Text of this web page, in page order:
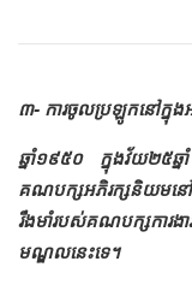
៣- ការចូលប្រឡូកនៅក្នុ
ឆ្នាំ១៩៥០ ក្នុងវ័យ២៥ឆ្
គណបក្សអភិរក្សនិយមនៅ
រឹងមាំរបស់គណបក្សការ
មណ្ឌលនេះទេ។